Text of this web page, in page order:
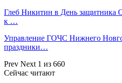
Глеб Никитин в День защитника
к …
Управление ГОЧС Нижнего
праздники…
Prev Next 1 из 660
Сейчас читают